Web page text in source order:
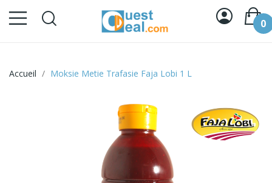
0
Accueil Moksie Metie Trafasie Faja Lobi 1 L